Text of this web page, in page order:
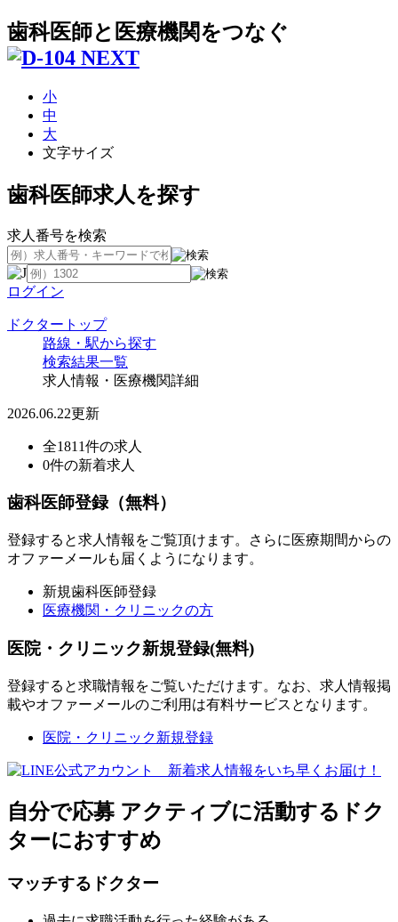
歯科医師と医療機関をつなぐ
小
中
大
文字サイズ
歯科医師求人を探す
求人番号を検索
ログイン
ドクタートップ
路線・駅から探す
検索結果一覧
求人情報・医療機関詳細
2026.06.22更新
全1811件の求人
0件の新着求人
歯科医師登録（無料）
登録すると求人情報をご覧頂けます。さらに医療期間からの
オファーメールも届くようになります。
新規歯科医師登録
医療機関・クリニックの方
医院・クリニック新規登録(無料)
登録すると求職情報をご覧いただけます。なお、求人情報掲
載やオファーメールのご利用は有料サービスとなります。
医院・クリニック新規登録
自分で応募 アクティブに活動するドク
ターにおすすめ
マッチするドクター